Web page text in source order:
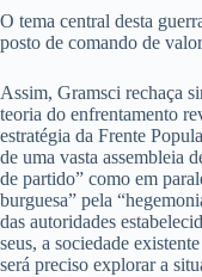
O tema central desta
posto de comando de
Assim, Gramsci rechaça
teoria do enfrentamento
estratégia da Frente
de uma vasta assembleia
de partido” como em
burguesa” pela
das autoridades
seus, a sociedade
será preciso explorar a